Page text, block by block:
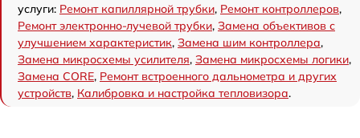
услуги: Ремонт капиллярной трубки, Ремонт контроллеров,
Ремонт электронно-лучевой трубки, Замена объективов с
улучшением характеристик, Замена шим контроллера,
Замена микросхемы усилителя, Замена микросхемы логики,
Замена CORE, Ремонт встроенного дальнометра и других
устройств, Калибровка и настройка тепловизора.